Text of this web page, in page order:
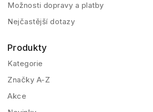
Možnosti dopravy a platby
Nejčastější dotazy
Produkty
Kategorie
Značky A-Z
Akce